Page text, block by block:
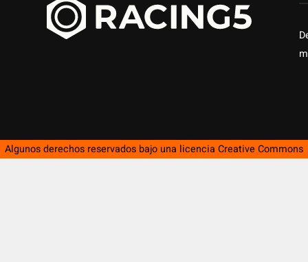
Algunos derechos reservados bajo una licencia Creative Commons